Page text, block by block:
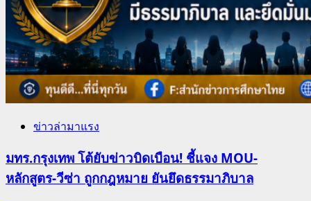
ข่าวล่ามาแรง
มทร.กรุงเทพ โต้ยับข่าวบิดเบือน! ชี้แจง MOU-
หลักสูตร-วีซ่า ถูกกฎหมาย ยันยึดธรรมาภิบาล